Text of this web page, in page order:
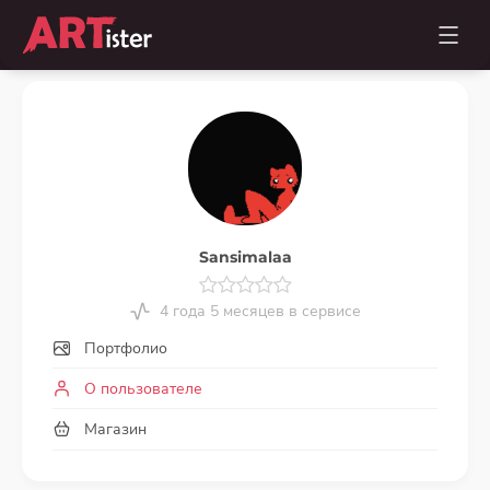
Sansimalaa
4 года 5 месяцев в сервисе
Портфолио
О пользователе
Магазин